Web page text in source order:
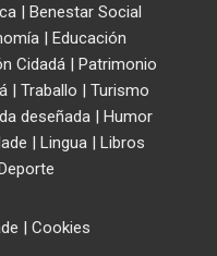
| Benestar Social
| Educación
Cidadá| Patrimonio
| Traballo | Turismo
deseñada | Humor
| Lingua| Libros
| Cookies